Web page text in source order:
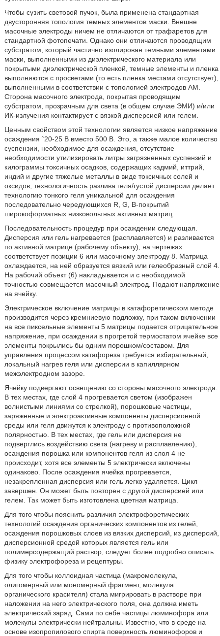
Чтобы сузить световой пучок, была применена стандартная
двусторонняя топология темных элементов маски. Внешне
масочные электроды ничем не отличаются от трафаретов для
стандартной фотопечати. Однако они отличаются проводящим
субстратом, который частично изолирован темными элементами
маски, выполненными из диэлектрического материала или
покрытыми диэлектрической пленкой, темные элементы и пленка
выполняются с просветами (то есть пленка местами отсутствует),
выполненными в соответствии с топологией электродов AM.
Сторона масочного электрода, покрытая проводящим
субстратом, прозрачным для света (в общем случае ЭМИ) и/или
ИК-излучения контактирует с вязкой дисперсией или гелем.
Ценным свойством этой технологии является низкое напряжение
осаждения ˜20-25 В вместо 500 В. Это, а также малое количество
суспензии, необходимое для осаждения, отсутствие
необходимости утилизировать литры загрязненных суспензий и
килограммы токсичных осадков, содержащих кадмий, иттрий,
индий и другие тяжелые металлы в виде токсичных солей и
оксидов, технологичность разлива геля/густой дисперсии делает
технологию тонкого геля уникальной для осаждения
последовательно чередующихся R, G, B-покрытий
широкоформатных низковольтных активных матриц.
Последовательность процедур при осаждении следующая.
Дисперсия или гель нагревается (расплавляется) и разливается
по активной матрице (рабочему объекту), на чертежах
соответствует позиции 6 или масочному электроду 8. Матрица
охлаждается, на ней образуется вязкий или гелеобразный слой 4.
На рабочий объект (6) накладывается и с необходимой
точностью совмещается масочный электрод. Подают напряжение
на ячейку.
Электрическое включение матрицы в катафоретическом методе
производится через кремниевую подложку, при таком включении
на все пиксельные элементы 5 матрицы подается отрицательное
напряжение, при осаждении в прогретой термостатом ячейке все
элементы покрылись бы одним порошком/составом. Для
управления процессом катафореза требуется избирательный,
локальный нагрев геля или дисперсии в капиллярном
межэлектродном зазоре.
Ячейку подвергают освещению со стороны масочного электрода.
В тех местах, где слой 4 прогревается светом (изображен
волнистыми линиями со стрелкой), порошковые частицы,
заряженные и электроактивные компоненты дисперсионной
среды или геля движутся к электроду с противоположной
полярностью. В тех местах, где гель или дисперсия не
подверглись воздействию света (нагреву и расплавлению),
осаждения порошка или компонентов геля из слоя 4 не
происходит, хотя все элементы 5 электрически включены
одинаково. После осаждения ячейка прогревается,
незакрепленная дисперсия или гель легко удаляется. Цикл
завершен. Он может быть повторен с другой дисперсией или
гелем. Так может быть изготовлена цветная матрица.
Для того чтобы пояснить различия электрофоретических
технологий осаждения органических компонентов из гелей,
осаждения порошковых слоев из вязких дисперсий, из дисперсий,
дисперсионной средой которых является гель или
полимерсодержащий раствор, следует более подробно описать
физику электрофореза и рецептуры.
Для того чтобы коллоидная частица (макромолекула,
олигомерный или мономерный фрагмент, молекула
органического красителя) стала мигрировать в растворе при
наложении на него электрического поля, она должна иметь
электрический заряд. Сами по себе частицы люминофора или
молекулы электрически нейтральны. Известно, что в среде на
основе изопропилового спирта поверхность люминофоров и